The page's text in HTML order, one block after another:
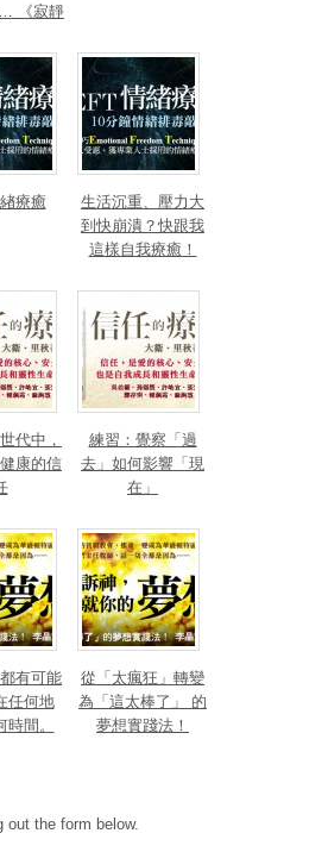
《寂靜
療癒
生活沉重、壓力大
到快崩潰？快跟我
這樣自我療癒！
代中，
康的信
練習：覺察「過
去」如何影響「現
在」
有可能
任何地
間。
從「太瘋狂」轉變
為「這太棒了」 的
夢想實踐法！
the form below.